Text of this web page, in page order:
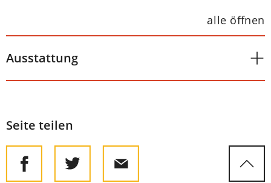
alle öffnen
Ausstattung
Seite teilen